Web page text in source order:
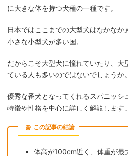
に大きな体を持つ犬種の一種です。
日本ではここまでの大型犬はなかなか
小さな小型犬が多い国。
だからこそ大型犬に憧れていたり、大
ている人も多いのではないでしょうか。
優秀な番犬となってくれるスパニッシ
特徴や性格を中心に詳しく解説します。
この記事の結論
体高が100cm近く、体重が最